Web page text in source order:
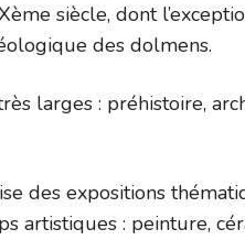
siècle, dont
des dolmens.
larges : préhistoire,
des expositions
artistiques : peinture,